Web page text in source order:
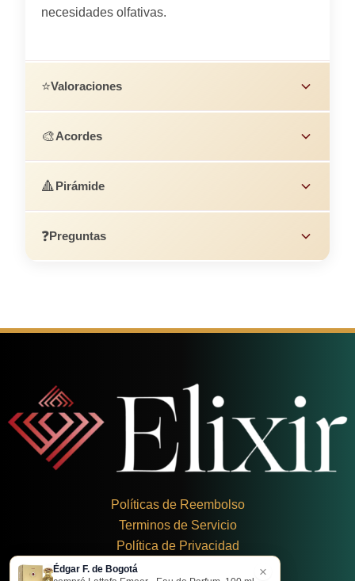
necesidades olfativas.
⭐Valoraciones
🎨Acordes
🔺Pirámide
❓Preguntas
Políticas de Reembolso
Terminos de Servicio
Política de Privacidad
+57 324 248 8379
Édgar F. de Bogotá
×